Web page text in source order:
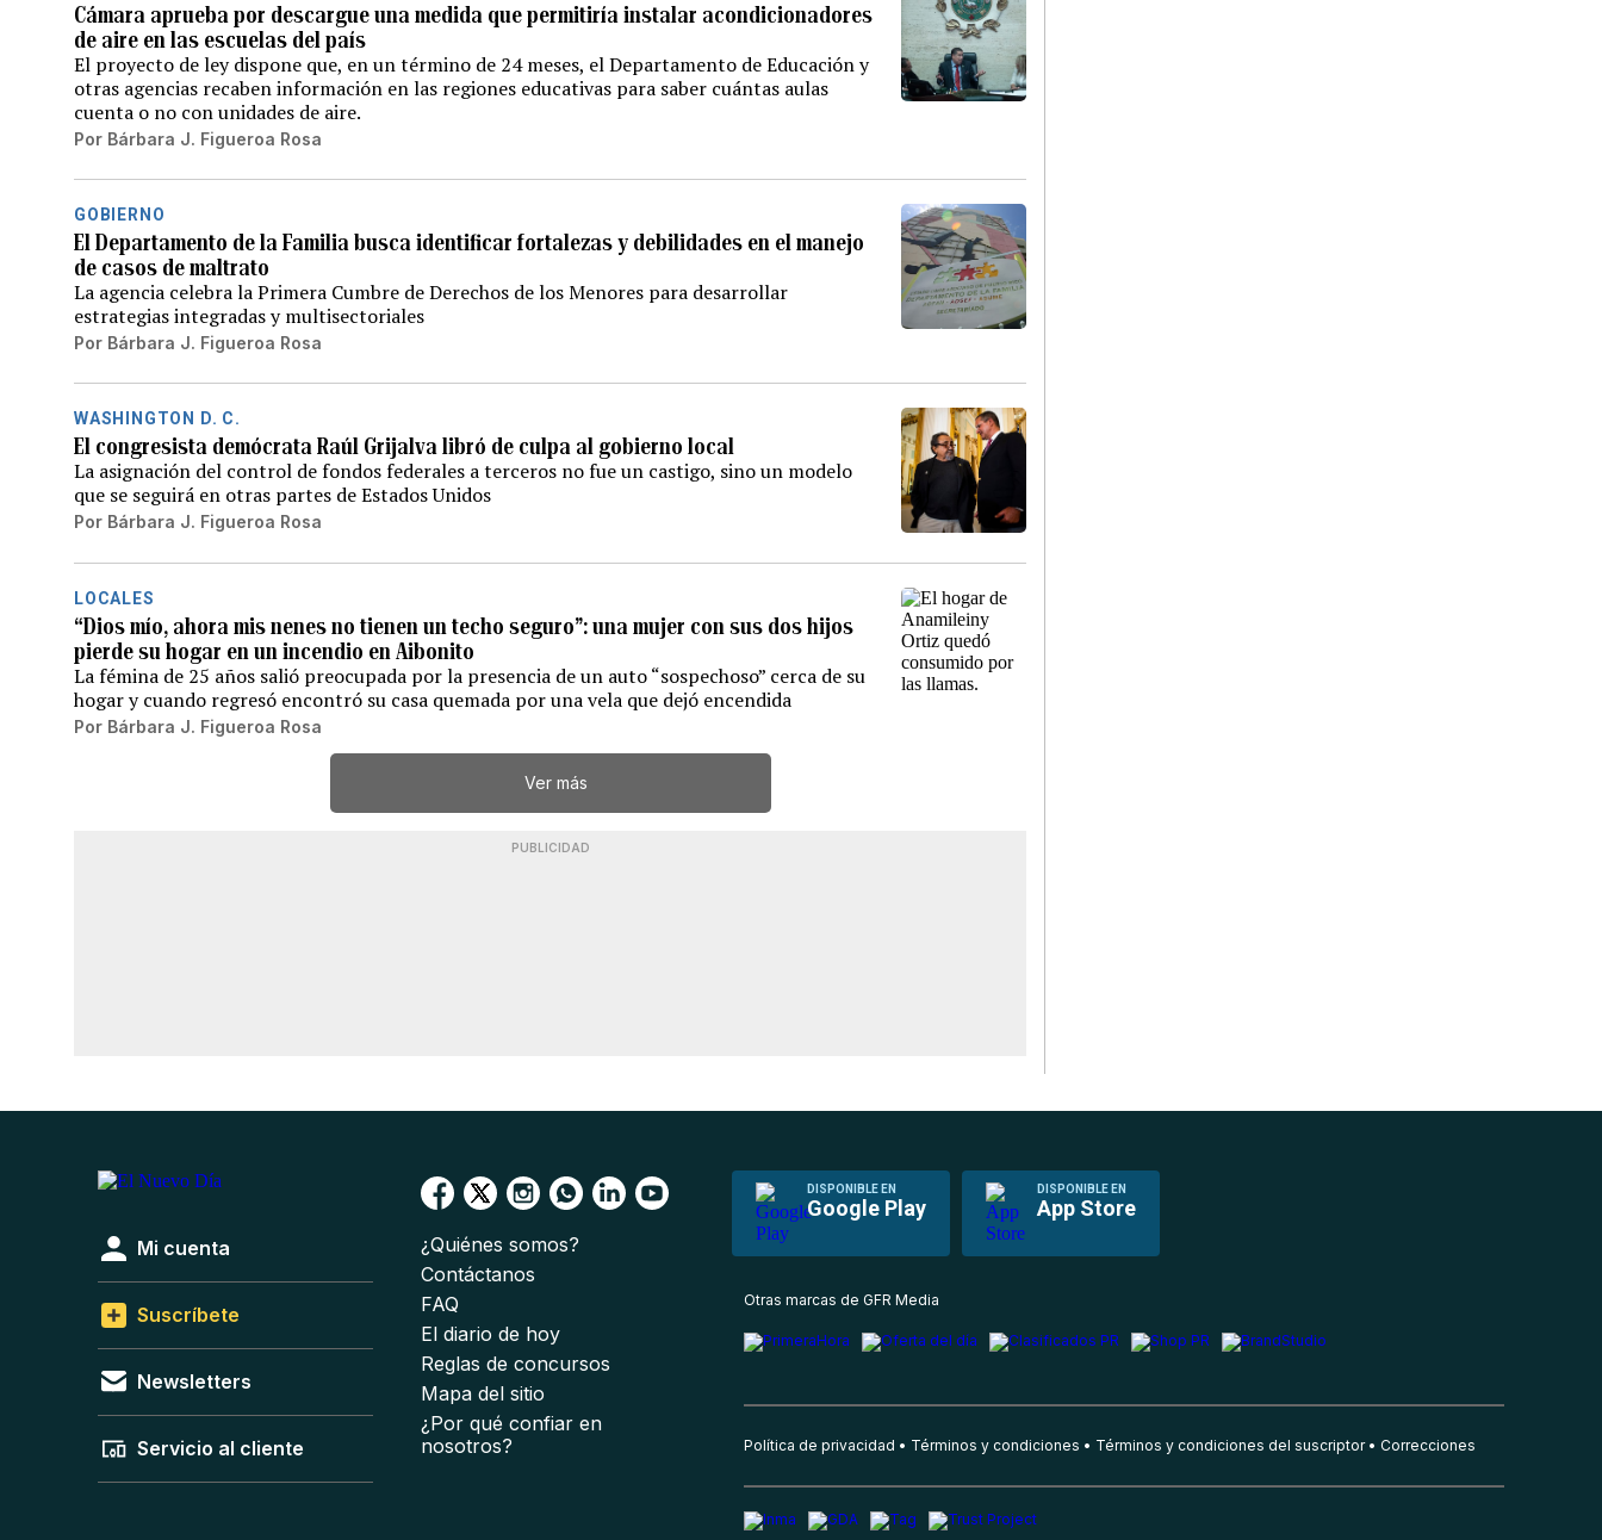
Cámara aprueba por descargue una medida que permitiría instalar acondicionadores
de aire en las escuelas del país
El proyecto de ley dispone que, en un término de 24 meses, el Departamento de Educación y
otras agencias recaben información en las regiones educativas para saber cuántas aulas
cuenta o no con unidades de aire.
Por Bárbara J. Figueroa Rosa
GOBIERNO
El Departamento de la Familia busca identificar fortalezas y debilidades en el manejo
de casos de maltrato
La agencia celebra la Primera Cumbre de Derechos de los Menores para desarrollar
estrategias integradas y multisectoriales
Por Bárbara J. Figueroa Rosa
WASHINGTON D. C.
El congresista demócrata Raúl Grijalva libró de culpa al gobierno local
La asignación del control de fondos federales a terceros no fue un castigo, sino un modelo
que se seguirá en otras partes de Estados Unidos
Por Bárbara J. Figueroa Rosa
LOCALES
“Dios mío, ahora mis nenes no tienen un techo seguro”: una mujer con sus dos hijos
pierde su hogar en un incendio en Aibonito
La fémina de 25 años salió preocupada por la presencia de un auto “sospechoso” cerca de su
hogar y cuando regresó encontró su casa quemada por una vela que dejó encendida
Por Bárbara J. Figueroa Rosa
Ver más
PUBLICIDAD
DISPONIBLE EN
Google Play
DISPONIBLE EN
App Store
Mi cuenta
Suscríbete
Newsletters
Servicio al cliente
¿Quiénes somos?
Contáctanos
FAQ
El diario de hoy
Reglas de concursos
Mapa del sitio
¿Por qué confiar en
nosotros?
Otras marcas de GFR Media
Política de privacidad Términos y condiciones Términos y condiciones del suscriptor Correcciones